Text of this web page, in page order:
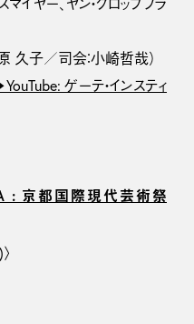
マイヤー、ヤン・クロップフラ
原 久子／司会：小崎哲哉）
ゲーテ・インスティ
: 京都国際現代芸術祭